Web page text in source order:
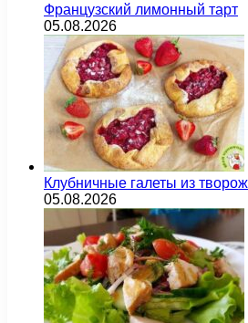
Французский лимонный тарт
05.08.2026
Клубничные галеты из
05.08.2026